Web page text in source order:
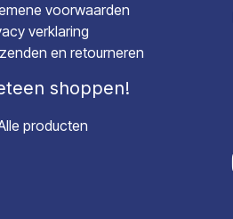
voorwaarden
verklaring
en retourneren
shoppen!
producten